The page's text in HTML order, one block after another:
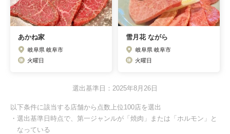
あかね家
岐阜県 岐阜市
火曜日
雪月花 ながら
岐阜県 岐阜市
火曜日
選出基準日：2025年8月26日
以下条件に該当する店舗から点数上位100店を選出
・選出基準日時点で、第一ジャンルが「焼肉」または「ホルモン」と
なっている